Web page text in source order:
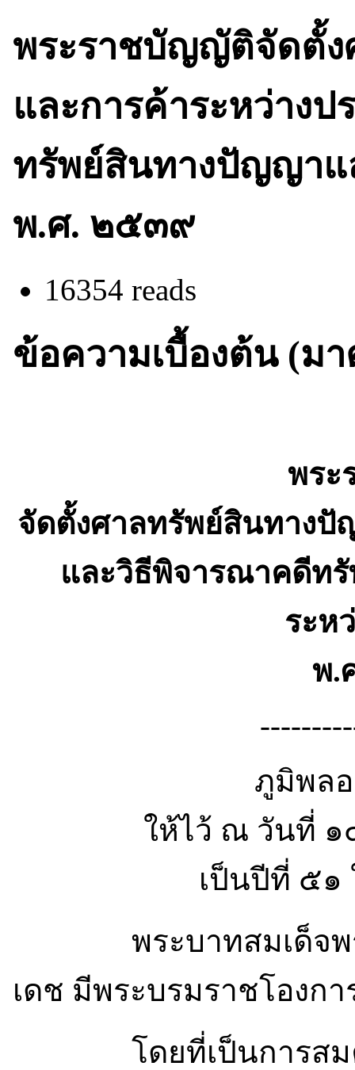
พระราชบัญญัติจัดตั้
และการค้าระหว่าง
ทรัพย์สินทางปัญญาแ
พ.ศ. ๒๕๓๙
16354 reads
ข้อความเบื้องต้น (ม
พร
จัดตั้งศาลทรัพย์สินทางปั
และวิธีพิจารณาคดีท
ระห
พ.
ภูมิพล
ให้ไว้ ณ วันที่
เป็นปีที่ ๕๑
พระบาทสมเด็จพระ
เดช มีพระบรมราชโองก
โดยที่เป็นการสมคว